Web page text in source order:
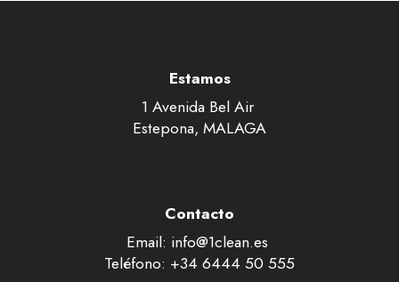
Estamos
1 Avenida Bel Air
Estepona, MALAGA
Contacto
Email: info@1clean.es
Teléfono: +34 6444 50 555